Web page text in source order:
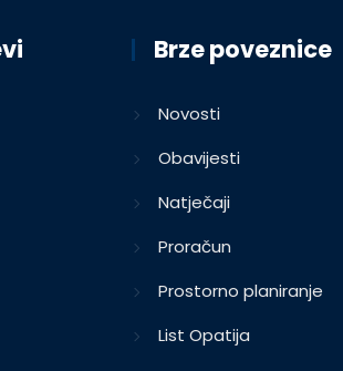
Brze poveznice
Novosti
Obavijesti
Natječaji
Proračun
Prostorno planiranje
List Opatija